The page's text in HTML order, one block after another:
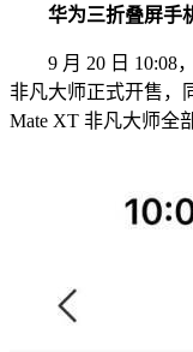
华为三折叠屏手
9 月 20 日 10:08
非凡大师正式开售，
Mate XT 非凡大师全